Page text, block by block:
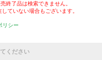
終了品は検索できません。
ていない場合もございます。
リシー
ください